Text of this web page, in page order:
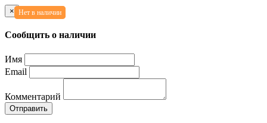
×
Сообщить о наличии
Имя
Email
Комментарий
Отправить
Нет в наличии
Нет в наличии